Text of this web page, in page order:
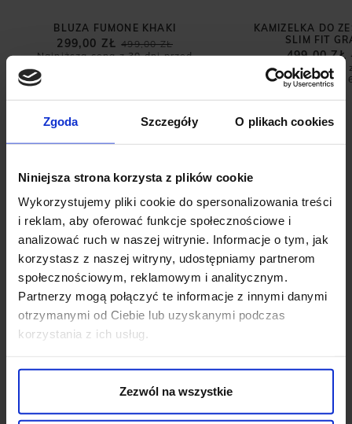
Zgoda Szczegóły O plikach cookies
Niniejsza strona korzysta z plików cookie
Wykorzystujemy pliki cookie do spersonalizowania treści
i reklam, aby oferować funkcje społecznościowe i
analizować ruch w naszej witrynie. Informacje o tym, jak
korzystasz z naszej witryny, udostępniamy partnerom
społecznościowym, reklamowym i analitycznym.
Partnerzy mogą połączyć te informacje z innymi danymi
otrzymanymi od Ciebie lub uzyskanymi podczas
korzystania z ich usług.
Zezwól na wszystkie
BLUZA FUMONE KHAKI
499,00 ZŁ
299,00 ZŁ
Najniższa cena z 30 dni przed
KAMIZELKA DO
SLIM FIT
499,00 ZŁ
Najniższa cena
promocją:
OPINIE O PRODUKCIE:
PODKOSZULKA BADESIA VN SZARY
SLIM FIT
Ten produkt nie ma jeszcze opinii, dodaj opinię, bądź